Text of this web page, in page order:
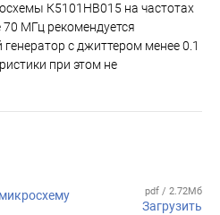
К5101НВ015 на частотах
70 МГц рекомендуется
с джиттером менее 0.1
при этом не
pdf / 2.72Мб
Загрузить